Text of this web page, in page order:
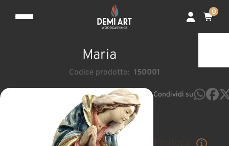
0
Maria
Codice prodotto: 150001
Condividi su